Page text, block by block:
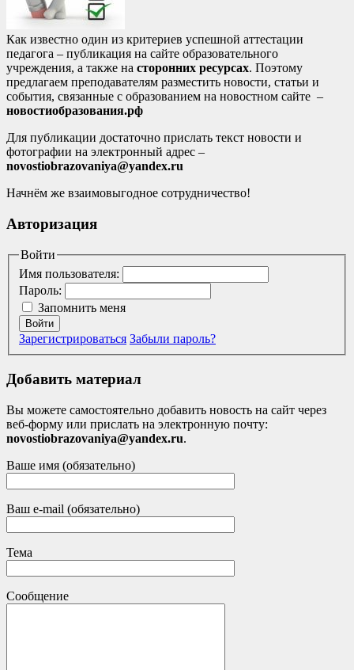
Как известно один из критериев успешной аттестации
педагога – публикация на сайте образовательного
учреждения, а также на сторонних ресурсах. Поэтому
предлагаем преподавателям разместить новости, статьи и
события, связанные с образованием на новостном сайте –
новостиобразования.рф
Для публикации достаточно прислать текст новости и
фотографии на электронный адрес –
novostiobrazovaniya@yandex.ru
Начнём же взаимовыгодное сотрудничество!
Авторизация
Войти
Имя пользователя:
Пароль:
Запомнить меня
Войти
Зарегистрироваться Забыли пароль?
Добавить материал
Вы можете самостоятельно добавить новость на сайт через
веб-форму или прислать на электронную почту:
novostiobrazovaniya@yandex.ru.
Ваше имя (обязательно)
Ваш e-mail (обязательно)
Тема
Сообщение